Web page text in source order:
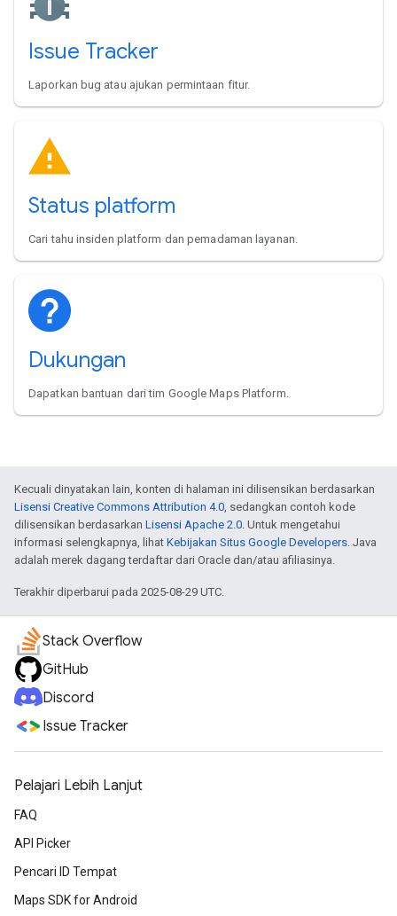
Issue Tracker
Laporkan bug atau ajukan permintaan fitur.
Status platform
Cari tahu insiden platform dan pemadaman layanan.
Dukungan
Dapatkan bantuan dari tim Google Maps Platform.
Kecuali dinyatakan lain, konten di halaman ini dilisensikan berdasarkan
Lisensi Creative Commons Attribution 4.0, sedangkan contoh kode
dilisensikan berdasarkan Lisensi Apache 2.0. Untuk mengetahui
informasi selengkapnya, lihat Kebijakan Situs Google Developers. Java
adalah merek dagang terdaftar dari Oracle dan/atau afiliasinya.
Terakhir diperbarui pada 2025-08-29 UTC.
Stack Overflow
GitHub
Discord
Issue Tracker
Pelajari Lebih Lanjut
FAQ
API Picker
Pencari ID Tempat
Maps SDK for Android